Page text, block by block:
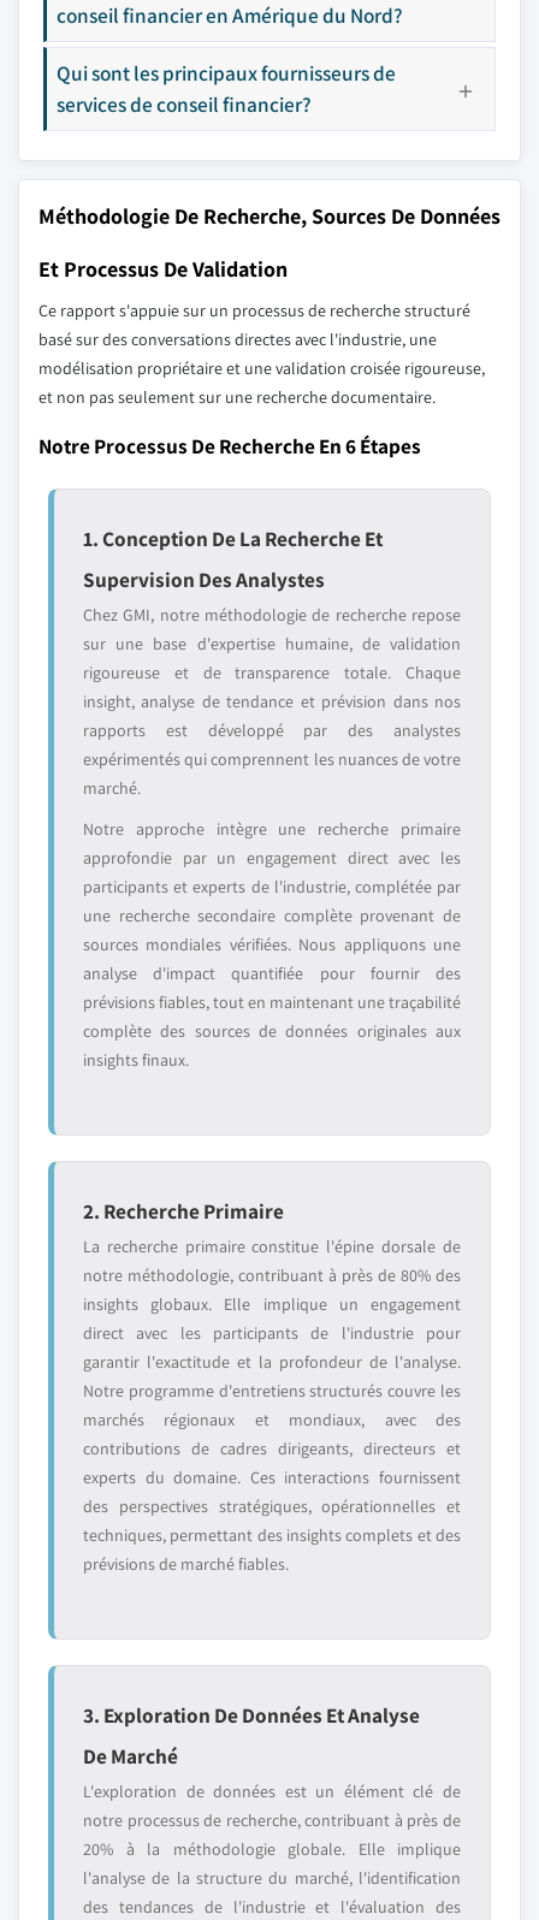
conseil financier en Amérique du Nord?
Qui sont les principaux fournisseurs de
services de conseil financier?
Méthodologie De Recherche, Sources De Données
Et Processus De Validation
Ce rapport s'appuie sur un processus de recherche structuré
basé sur des conversations directes avec l'industrie, une
modélisation propriétaire et une validation croisée rigoureuse,
et non pas seulement sur une recherche documentaire.
Notre Processus De Recherche En 6 Étapes
1. Conception De La Recherche Et
Supervision Des Analystes
Chez GMI, notre méthodologie de recherche repose
sur une base d'expertise humaine, de validation
rigoureuse et de transparence totale. Chaque
insight, analyse de tendance et prévision dans nos
rapports est développé par des analystes
expérimentés qui comprennent les nuances de votre
marché.
Notre approche intègre une recherche primaire
approfondie par un engagement direct avec les
participants et experts de l'industrie, complétée par
une recherche secondaire complète provenant de
sources mondiales vérifiées. Nous appliquons une
analyse d'impact quantifiée pour fournir des
prévisions fiables, tout en maintenant une traçabilité
complète des sources de données originales aux
insights finaux.
2. Recherche Primaire
La recherche primaire constitue l'épine dorsale de
notre méthodologie, contribuant à près de 80% des
insights globaux. Elle implique un engagement
direct avec les participants de l'industrie pour
garantir l'exactitude et la profondeur de l'analyse.
Notre programme d'entretiens structurés couvre les
marchés régionaux et mondiaux, avec des
contributions de cadres dirigeants, directeurs et
experts du domaine. Ces interactions fournissent
des perspectives stratégiques, opérationnelles et
techniques, permettant des insights complets et des
prévisions de marché fiables.
3. Exploration De Données Et Analyse
De Marché
L'exploration de données est un élément clé de
notre processus de recherche, contribuant à près de
20% à la méthodologie globale. Elle implique
l'analyse de la structure du marché, l'identification
des tendances de l'industrie et l'évaluation des